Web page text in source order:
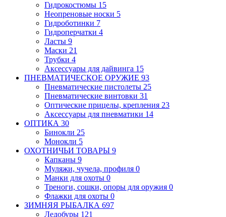
Гидрокостюмы 15
Неопреновые носки 5
Гидроботинки 7
Гидроперчатки 4
Ласты 9
Маски 21
Трубки 4
Аксессуары для дайвинга 15
ПНЕВМАТИЧЕСКОЕ ОРУЖИЕ 93
Пневматические пистолеты 25
Пневматические винтовки 31
Оптические прицелы, крепления 23
Аксессуары для пневматики 14
ОПТИКА 30
Бинокли 25
Монокли 5
ОХОТНИЧЬИ ТОВАРЫ 9
Капканы 9
Муляжи, чучела, профиля 0
Манки для охоты 0
Треноги, сошки, опоры для оружия 0
Флажки для охоты 0
ЗИМНЯЯ РЫБАЛКА 697
Ледобуры 121